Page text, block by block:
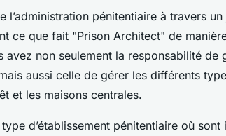
l’administration pénitentiaire à travers un
ce que fait "Prison Architect" de
avez non seulement la responsabilité de
aussi celle de gérer les différents
et les maisons centrales.
d’établissement pénitentiaire où sont